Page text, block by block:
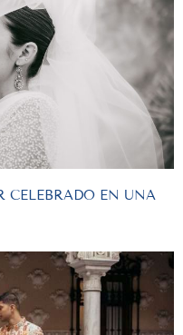
CELEBRADO EN UNA